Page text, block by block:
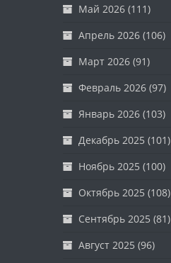
Май 2026(111)
Апрель 2026(106)
Март 2026(91)
Февраль 2026(97)
Январь 2026(103)
Декабрь 2025 (101)
Ноябрь 2025 (100)
Октябрь 2025 (108)
Сентябрь 2025 (81)
Август 2025 (96)